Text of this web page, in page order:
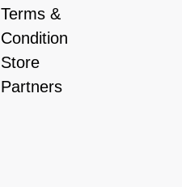
Terms &
Condition
Store
Partners